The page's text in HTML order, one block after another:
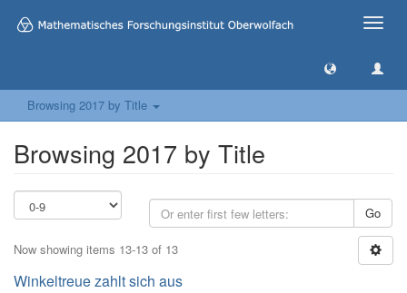
Toggle
Browsing 2017 by Title
Browsing 2017 by Title
Go
Now showing items 13-13 of 13
Winkeltreue zahlt sich aus